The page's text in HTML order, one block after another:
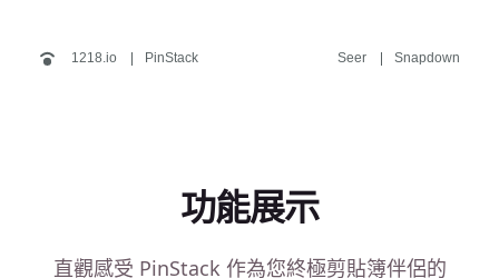
1218.io PinStack Seer Snapdown
功能展示
直觀感受 PinStack 作為您終極剪貼簿伴侶的